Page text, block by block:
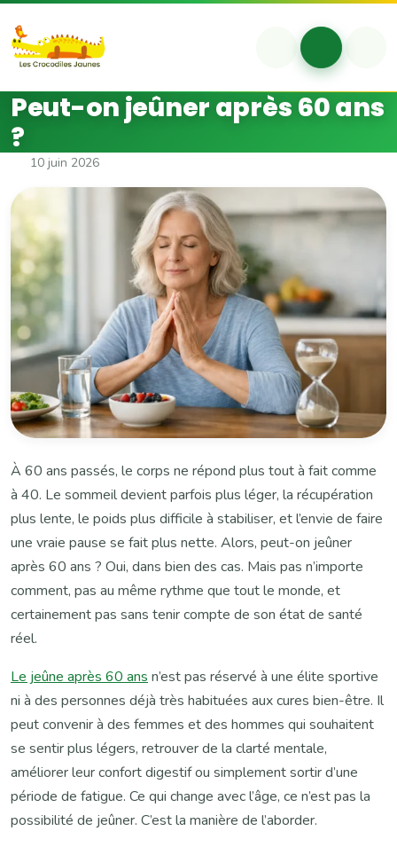
Account
Cart
Peut-on jeûner après 60 ans
?
10 juin 2026
Peut-on jeûner après 60
À 60 ans passés, le corps ne répond plus tout à fait comme
à 40. Le sommeil devient parfois plus léger, la récupération
plus lente, le poids plus difficile à stabiliser, et l’envie de faire
une vraie pause se fait plus nette. Alors, peut-on jeûner
après 60 ans ? Oui, dans bien des cas. Mais pas n’importe
comment, pas au même rythme que tout le monde, et
certainement pas sans tenir compte de son état de santé
réel.
Le jeûne après 60 ans n’est pas réservé à une élite sportive
ni à des personnes déjà très habituées aux cures bien-être. Il
peut convenir à des femmes et des hommes qui souhaitent
se sentir plus légers, retrouver de la clarté mentale,
améliorer leur confort digestif ou simplement sortir d’une
période de fatigue. Ce qui change avec l’âge, ce n’est pas la
possibilité de jeûner. C’est la manière de l’aborder.